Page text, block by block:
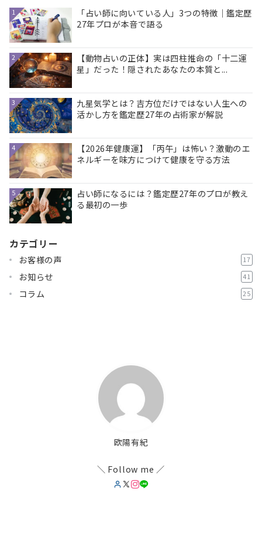
1
「占い師に向いている人」3つの特徴｜鑑定歴
27年プロが本音で語る
2
【動物占いの正体】実は四柱推命の「十二運
星」だった！隠されたあなたの本質と...
3
九星気学とは？吉方位だけではない人生への
活かし方を鑑定歴27年の占術家が解説
4
【2026年健康運】「丙午」は怖い？激動のエ
ネルギーを味方につけて健康を守る方法
5
占い師になるには？鑑定歴27年のプロが教え
る最初の一歩
カテゴリー
お客様の声 17
お知らせ 41
コラム 25
欧陽有紀
＼ Follow me ／